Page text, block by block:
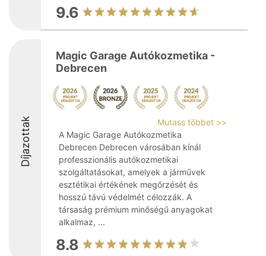
9.6
Díjazottak
Magic Garage Autókozmetika -
Debrecen
Mutass többet >>
A Magic Garage Autókozmetika
Debrecen Debrecen városában kínál
professzionális autókozmetikai
szolgáltatásokat, amelyek a járművek
esztétikai értékének megőrzését és
hosszú távú védelmét célozzák. A
társaság prémium minőségű anyagokat
alkalmaz, ...
8.8